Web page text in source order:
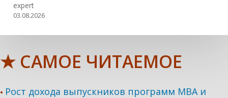
expert
03.08.2026
★ САМОЕ ЧИТАЕМОЕ
• Рост дохода выпускников программ МВА и